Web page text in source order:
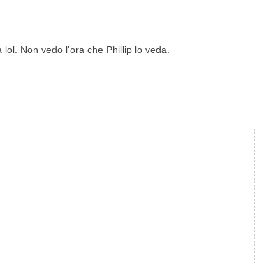
Non vedo l'ora che Phillip lo veda.